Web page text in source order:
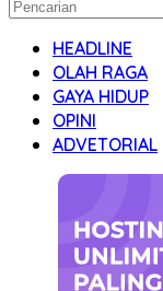
HEADLINE
OLAH RAGA
GAYA HIDUP
OPINI
ADVETORIAL